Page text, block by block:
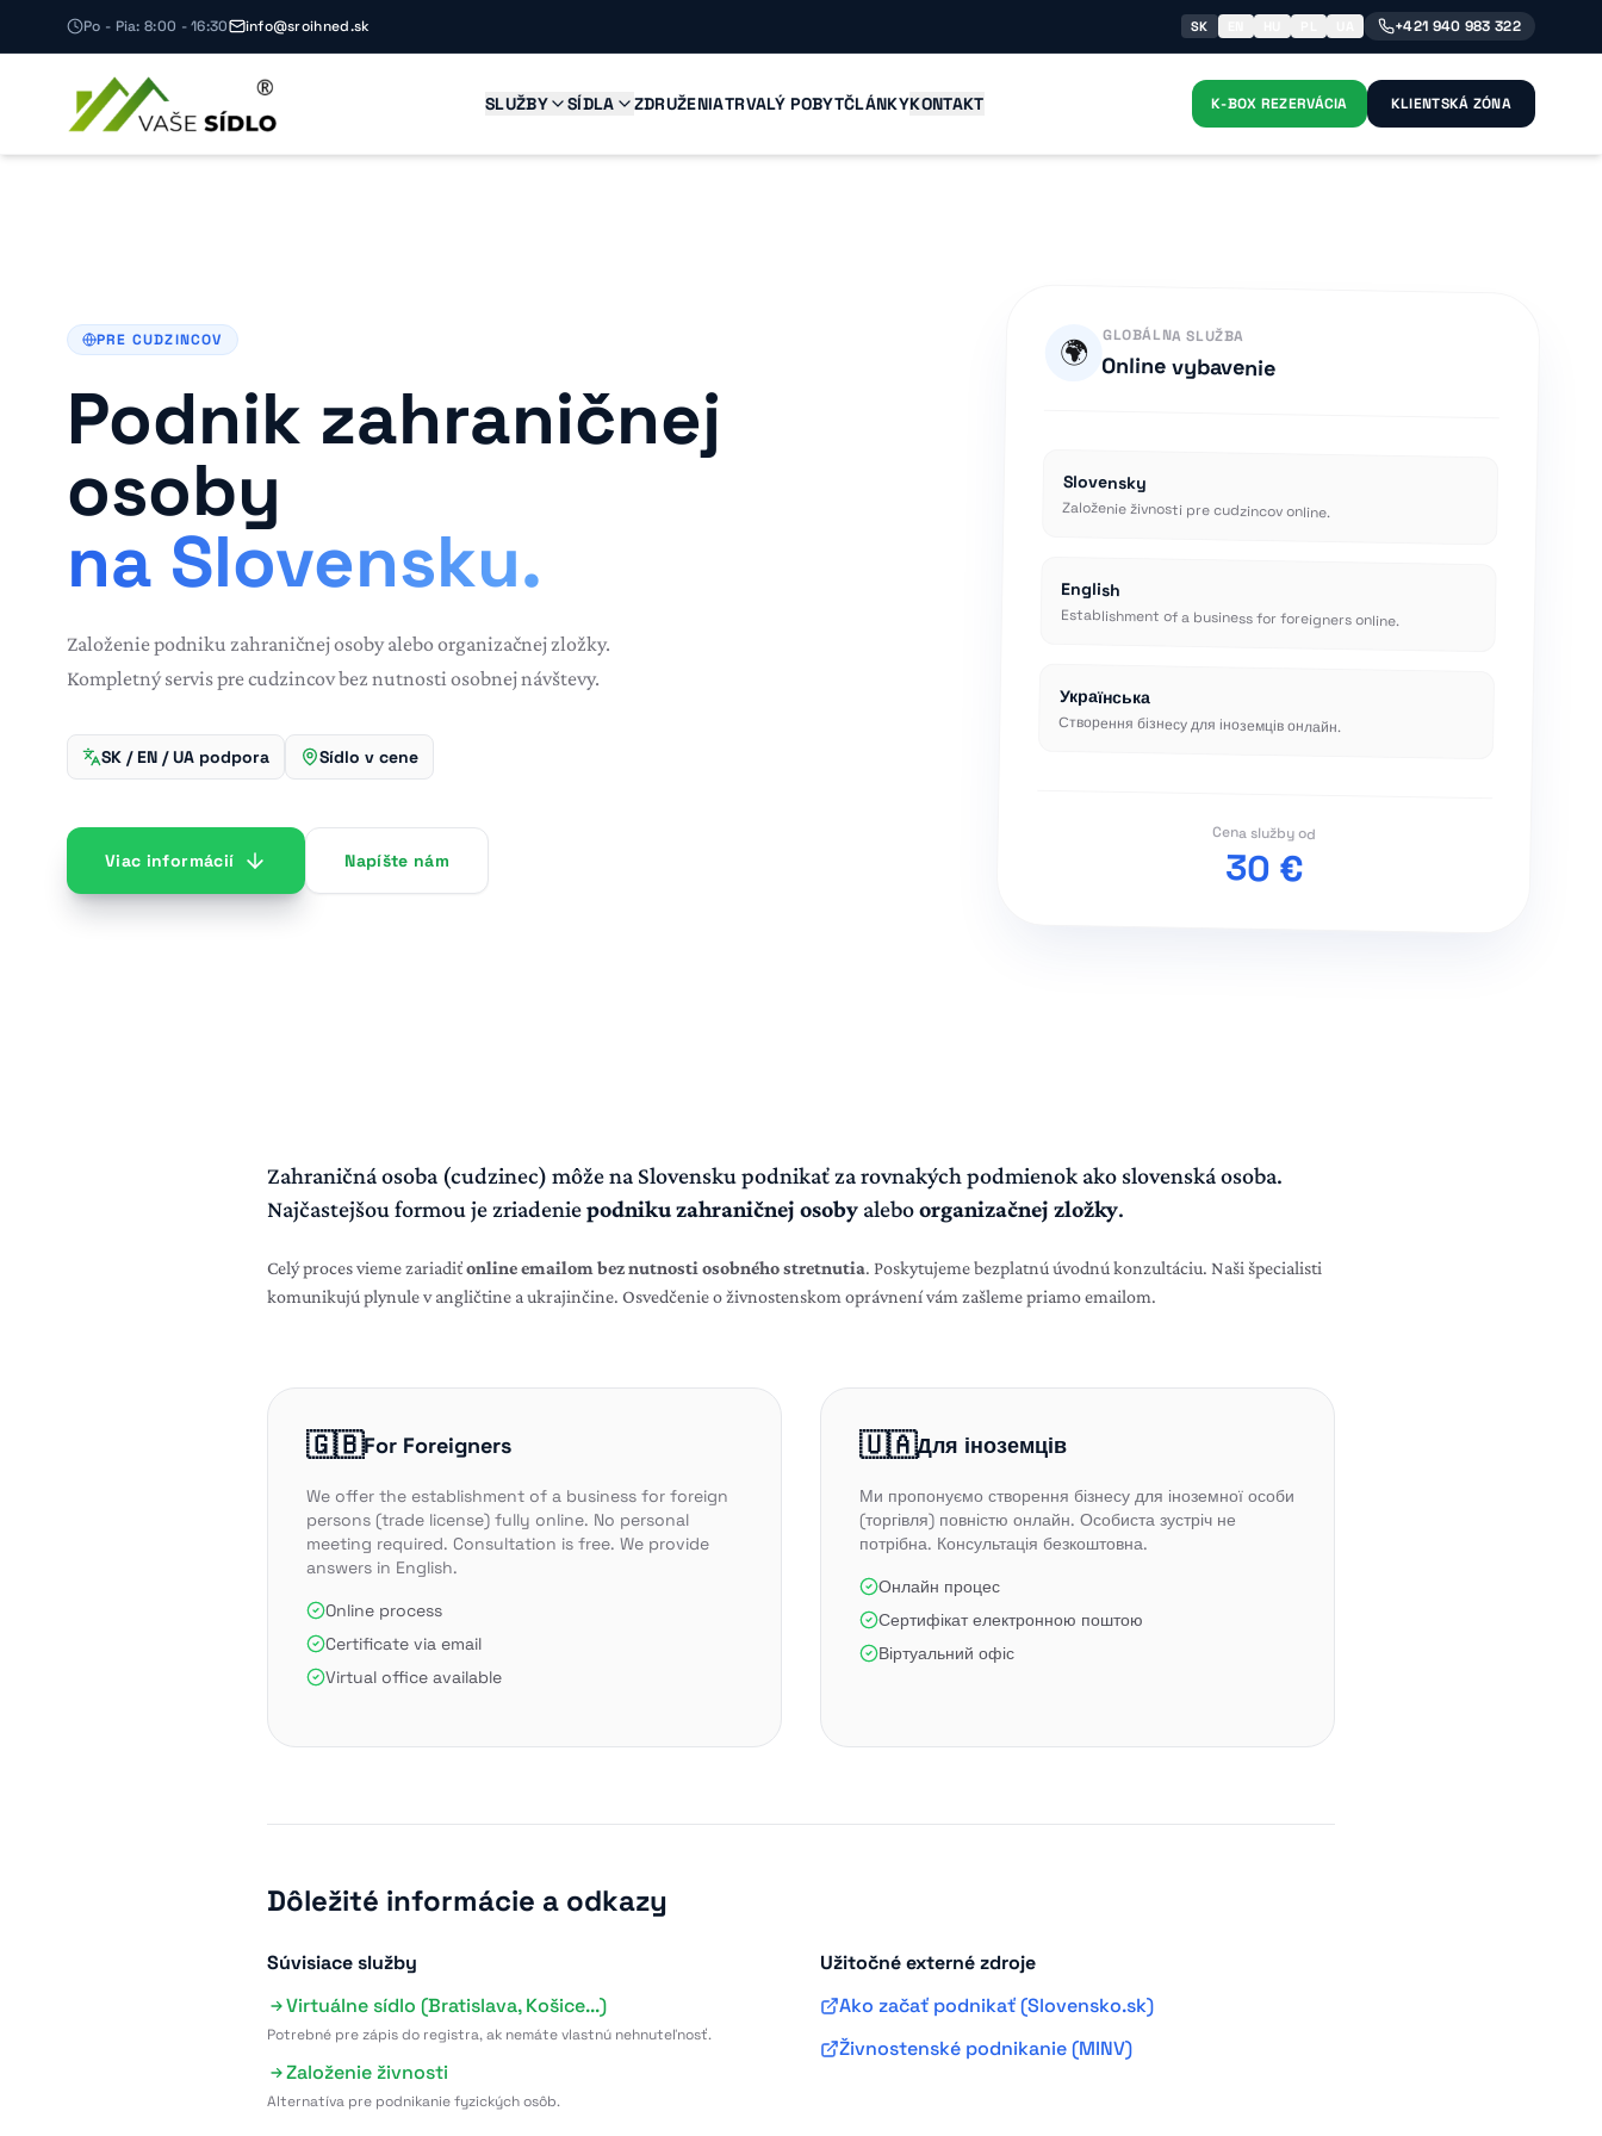
Po - Pia: 8:00 - 16:30 info@sroihned.sk SK +421 940 983 322
SLUŽBY SÍDLA ZDRUŽENIATRVALÝ POBYTČLÁNKYKONTAKT K-BOX REZERVÁCIA KLIENTSKÁ ZÓNA
PRE CUDZINCOV
Podnik zahraničnej
osoby
na Slovensku.
Založenie podniku zahraničnej osoby alebo organizačnej zložky.
Kompletný servis pre cudzincov bez nutnosti osobnej návštevy.
SK / EN / UA podpora Sídlo v cene
Viac informácií Napíšte nám
🌍 GLOBÁLNA SLUŽBA
Online vybavenie
Slovensky
Založenie živnosti pre cudzincov online.
English
Establishment of a business for foreigners online.
Українська
Створення бізнесу для іноземців онлайн.
Cena služby od
30 €
Zahraničná osoba (cudzinec) môže na Slovensku podnikať za rovnakých podmienok ako slovenská osoba.
Najčastejšou formou je zriadeniepodniku zahraničnej osoby aleboorganizačnej zložky.
Celý proces vieme zariadiťonline emailom bez nutnosti osobného stretnutia. Poskytujeme bezplatnú úvodnú konzultáciu. Naši špecialisti
komunikujú plynule v angličtine a ukrajinčine. Osvedčenie o živnostenskom oprávnení vám zašleme priamo emailom.
🇬🇧For Foreigners
We offer the establishment of a business for foreign
persons (trade license) fully online. No personal
meeting required. Consultation is free. We provide
answers in English.
Online process
Certificate via email
Virtual office available
🇺🇦Для іноземців
Ми пропонуємо створення бізнесу для іноземної особи
(торгівля) повністю онлайн. Особиста зустріч не
потрібна. Консультація безкоштовна.
Онлайн процес
Сертифікат електронною поштою
Віртуальний офіс
Dôležité informácie a odkazy
Súvisiace služby
Virtuálne sídlo (Bratislava, Košice...)
Potrebné pre zápis do registra, ak nemáte vlastnú nehnuteľnosť.
Založenie živnosti
Alternatíva pre podnikanie fyzických osôb.
Užitočné externé zdroje
Ako začať podnikať (Slovensko.sk)
Živnostenské podnikanie (MINV)